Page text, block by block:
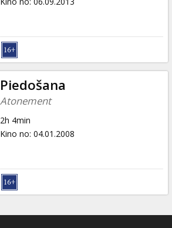
Piedošana
Atonement
2h 4min
Kino no: 04.01.2008